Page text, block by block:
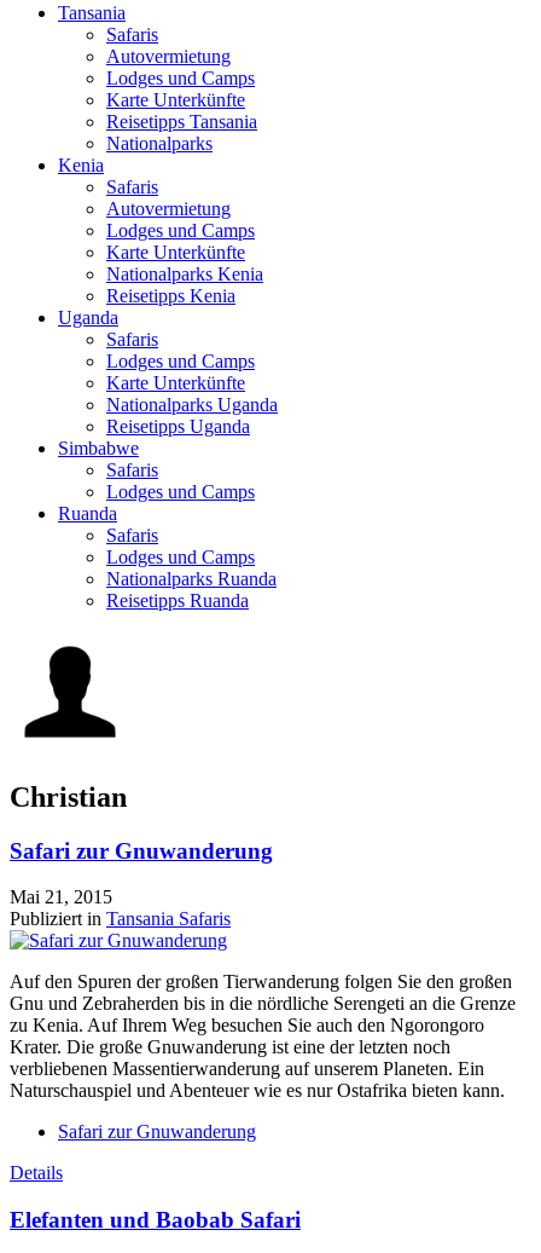
Tansania
Safaris
Autovermietung
Lodges und Camps
Karte Unterkünfte
Reisetipps Tansania
Nationalparks
Kenia
Safaris
Autovermietung
Lodges und Camps
Karte Unterkünfte
Nationalparks Kenia
Reisetipps Kenia
Uganda
Safaris
Lodges und Camps
Karte Unterkünfte
Nationalparks Uganda
Reisetipps Uganda
Simbabwe
Safaris
Lodges und Camps
Ruanda
Safaris
Lodges und Camps
Nationalparks Ruanda
Reisetipps Ruanda
Christian
Safari zur Gnuwanderung
Mai 21, 2015
Publiziert in Tansania Safaris
Auf den Spuren der großen Tierwanderung folgen Sie den großen
Gnu und Zebraherden bis in die nördliche Serengeti an die Grenze
zu Kenia. Auf Ihrem Weg besuchen Sie auch den Ngorongoro
Krater. Die große Gnuwanderung ist eine der letzten noch
verbliebenen Massentierwanderung auf unserem Planeten. Ein
Naturschauspiel und Abenteuer wie es nur Ostafrika bieten kann.
Safari zur Gnuwanderung
Details
Elefanten und Baobab Safari